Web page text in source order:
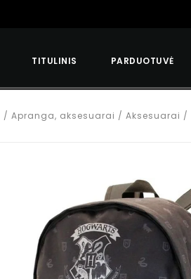
TITULINIS PARDUOTUVĖ
/ Apranga, aksesuarai / Aksesuarai /